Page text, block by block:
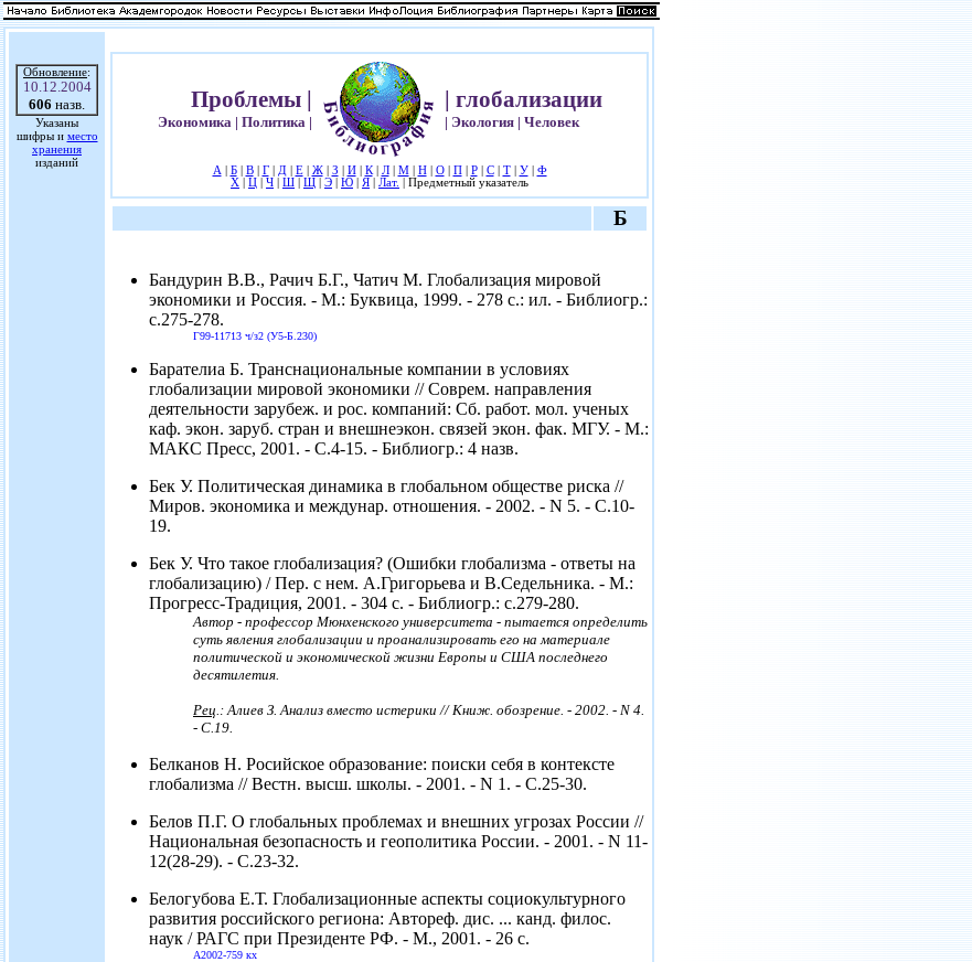
Обновление:
10.12.2004
606 назв.
Указаны
шифры и место
хранения
изданий
Проблемы |
Экономика | Политика |
| глобализации
| Экология | Человек
А Б| В| Г| Д Е| Ж| З И| К| Л| М| Н| О| П| Р| С| Т| У| Ф
Х
Ц Ч Ш Щ Э Ю Я Лат. | Предметный указатель
Б
Бандурин В.В., Рачич Б.Г., Чатич М. Глобализация мировой
экономики и Россия. - М.: Буквица, 1999. - 278 с.: ил. - Библиогр.:
с.275-278.
Г99-11713 ч/з2 (У5-Б.230)
Барателиа Б. Транснациональные компании в условиях
глобализации мировой экономики // Соврем. направления
деятельности зарубеж. и рос. компаний: Сб. работ. мол. ученых
каф. экон. заруб. стран и внешнеэкон. связей экон. фак. МГУ. - М.:
МАКС Пресс, 2001. - С.4-15. - Библиогр.: 4 назв.
Бек У. Политическая динамика в глобальном обществе риска //
Миров. экономика и междунар. отношения. - 2002. - N 5. - С.10-
19.
Бек У. Что такое глобализация? (Ошибки глобализма - ответы на
глобализацию) / Пер. с нем. А.Григорьева и В.Седельника. - М.:
Прогресс-Традиция, 2001. - 304 с. - Библиогр.: с.279-280.
Автор - профессор Мюнхенского университета - пытается определить
суть явления глобализации и проанализировать его на материале
политической и экономической жизни Европы и США последнего
десятилетия.
Рец.: Алиев З. Анализ вместо истерики // Книж. обозрение. - 2002. - N 4.
- С.19.
Белканов Н. Росийское образование: поиски себя в контексте
глобализма // Вестн. высш. школы. - 2001. - N 1. - С.25-30.
Белов П.Г. О глобальных проблемах и внешних угрозах России //
Национальная безопасность и геополитика России. - 2001. - N 11-
12(28-29). - С.23-32.
Белогубова Е.Т. Глобализационные аспекты социокультурного
развития российского региона: Автореф. дис. ... канд. филос.
наук / РАГС при Президенте РФ. - М., 2001. - 26 с.
А2002-759 кх